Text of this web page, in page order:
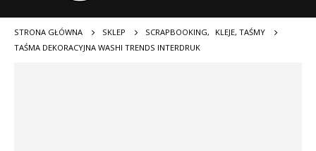
STRONA GŁÓWNA SKLEP SCRAPBOOKING,
KLEJE, TAŚMY
TAŚMA DEKORACYJNA WASHI TRENDS INTERDRUK